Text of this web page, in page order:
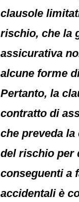
clausole
rischio, che la
assicurativa
alcune forme
Pertanto, la
contratto di
che preveda
del rischio per
conseguenti a
accidentali è